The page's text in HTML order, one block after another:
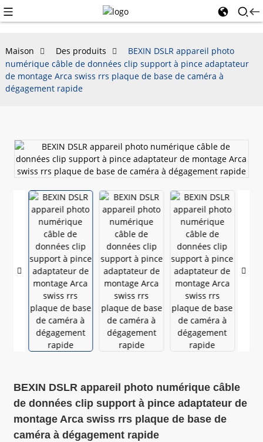
Maison Des produits
BEXIN DSLR appareil photo
numérique câble de données clip support à pince adaptateur
de montage Arca swiss rrs plaque de base de caméra à
dégagement rapide
BEXIN DSLR appareil photo numérique câble
de données clip support à pince adaptateur de
montage Arca swiss rrs plaque de base de
caméra à dégagement rapide